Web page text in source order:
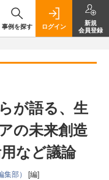
事例を探す ログイン
新規
会員登録
が語る、生
の未来創造
など議論
部） [編]